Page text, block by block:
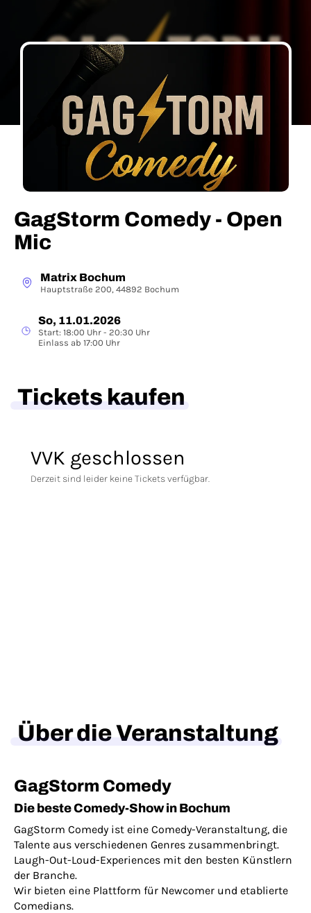
GagStorm Comedy - Open
Mic
Matrix Bochum
Hauptstraße 200, 44892 Bochum
So, 11.01.2026
Start: 18:00 Uhr - 20:30 Uhr
Einlass ab 17:00 Uhr
Tickets kaufen
VVK geschlossen
Derzeit sind leider keine Tickets verfügbar.
Über die Veranstaltung
GagStorm Comedy
Die beste Comedy-Show in Bochum
GagStorm Comedy ist eine Comedy-Veranstaltung, die
Talente aus verschiedenen Genres zusammenbringt.
Laugh-Out-Loud-Experiences mit den besten Künstlern
der Branche.
Wir bieten eine Plattform für Newcomer und etablierte
Comedians.